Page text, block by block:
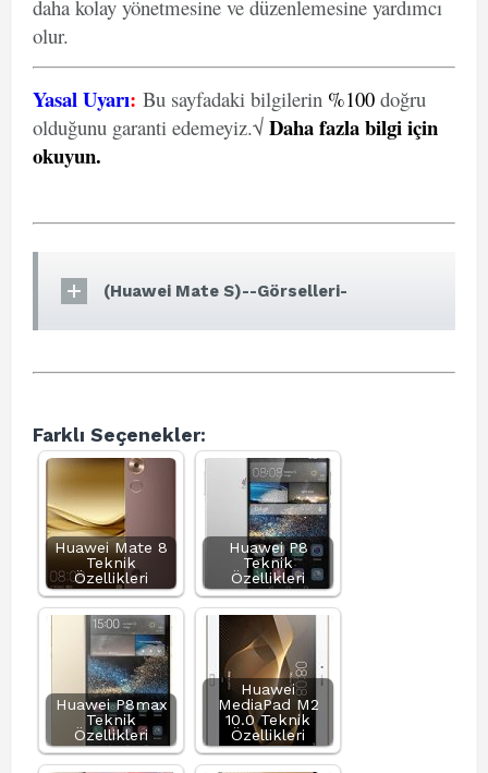
daha kolay yönetmesine ve düzenlemesine yardımcı
olur.
Yasal Uyarı: Bu sayfadaki bilgilerin %100 doğru
olduğunu garanti edemeyiz.√ Daha fazla bilgi için
okuyun.
(Huawei Mate S)--Görselleri-
Farklı Seçenekler:
Huawei Mate 8
Teknik
Özellikleri
Huawei P8
Teknik
Özellikleri
Huawei P8max
Teknik
Özellikleri
Huawei
MediaPad M2
10.0 Teknik
Özellikleri